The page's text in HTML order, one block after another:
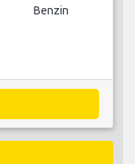
Benzin